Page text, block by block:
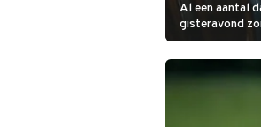
Al een aantal
gisteravond